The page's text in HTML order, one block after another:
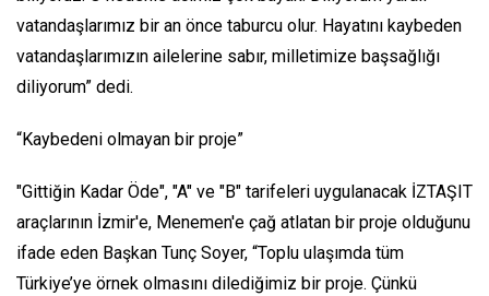
vatandaşlarımız bir an önce taburcu olur. Hayatını kaybeden
vatandaşlarımızın ailelerine sabır, milletimize başsağlığı
diliyorum” dedi.
“Kaybedeni olmayan bir proje”
"Gittiğin Kadar Öde", "A" ve "B" tarifeleri uygulanacak İZTAŞIT
araçlarının İzmir'e, Menemen'e çağ atlatan bir proje olduğunu
ifade eden Başkan Tunç Soyer, “Toplu ulaşımda tüm
Türkiye’ye örnek olmasını dilediğimiz bir proje. Çünkü